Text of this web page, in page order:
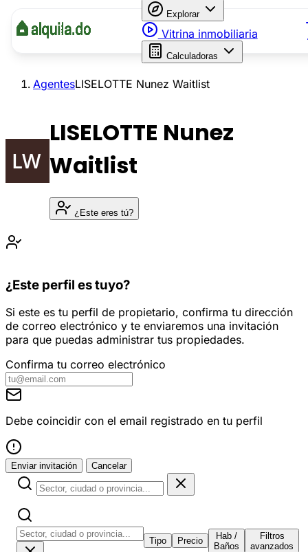
Explorar
Vitrina inmobiliaria
Calculadoras
AgentesLISELOTTE Nunez Waitlist
LISELOTTE Nunez
Waitlist
¿Este eres tú?
¿Este perfil es tuyo?
Si este es tu perfil de propietario, confirma tu dirección
de correo electrónico y te enviaremos una invitación
para que puedas administrar tus propiedades.
Confirma tu correo electrónico
Debe coincidir con el email registrado en tu perfil
Enviar invitación Cancelar
Tipo Precio
Hab /
Baños
Filtros
avanzados